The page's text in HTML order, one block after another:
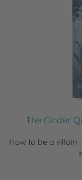
The Cinder
How to be a villain